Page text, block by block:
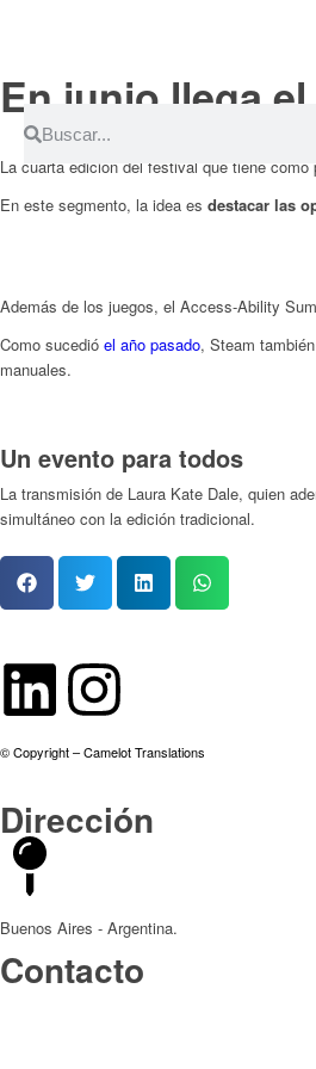
En junio llega
La cuarta edición del festival que tiene
En este segmento, la idea es destacar las
Además de los juegos, el Access-Ability
Como sucedió el año pasado, Steam
manuales.
Un evento para todos
La transmisión de Laura Kate Dale, quien
simultáneo con la edición tradicional.
© Copyright – Camelot Translations
Dirección
Buenos Aires - Argentina.
Contacto